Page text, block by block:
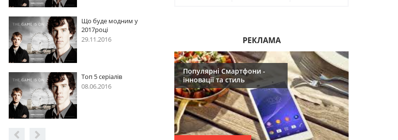
Що буде модним у
2017році
29.11.2016
Топ 5 серіалів
08.06.2016
29.11.2016
Топ 5 серіалів
08.06.2016
РЕКЛАМА
Популярні Смартфони -
інновації та стиль